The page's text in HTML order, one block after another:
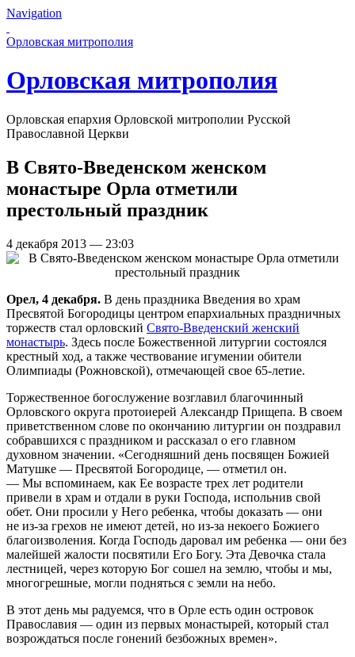
Navigation
Орловская митрополия
Орловская митрополия
Орловская епархия Орловской митрополии Русской
Православной Церкви
В Свято-Введенском женском
монастыре Орла отметили
престольный праздник
4 декабря 2013 — 23:03
Орел, 4 декабря. В день праздника Введения во храм
Пресвятой Богородицы центром епархиальных праздничных
торжеств стал орловский Свято-Введенский женский
монастырь. Здесь после Божественной литургии состоялся
крестный ход, а также чествование игумении обители
Олимпиады (Рожновской), отмечающей свое 65-летие.
Торжественное богослужение возглавил благочинный
Орловского округа протоиерей Александр Прищепа. В своем
приветственном слове по окончанию литургии он поздравил
собравшихся с праздником и рассказал о его главном
духовном значении. «Сегодняшний день посвящен Божией
Матушке — Пресвятой Богородице, — отметил он.
— Мы вспоминаем, как Ее возрасте трех лет родители
привели в храм и отдали в руки Господа, испольнив свой
обет. Они просили у Него ребенка, чтобы доказать — они
не из-за грехов не имеют детей, но из-за некоего Божиего
благоизволения. Когда Господь даровал им ребенка — они без
малейшей жалости посвятили Его Богу. Эта Девочка стала
лестницей, через которую Бог сошел на землю, чтобы и мы,
многогрешные, могли подняться с земли на небо.
В этот день мы радуемся, что в Орле есть один островок
Православия — один из первых монастырей, который стал
возрождаться после гонений безбожных времен».